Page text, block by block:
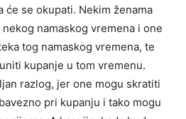
će se okupati. Nekim ženama
namaskog vremena i one
tog namaskog vremena, te
kupanje u tom vremenu.
razlog, jer one mogu skratiti
pri kupanju i tako mogu